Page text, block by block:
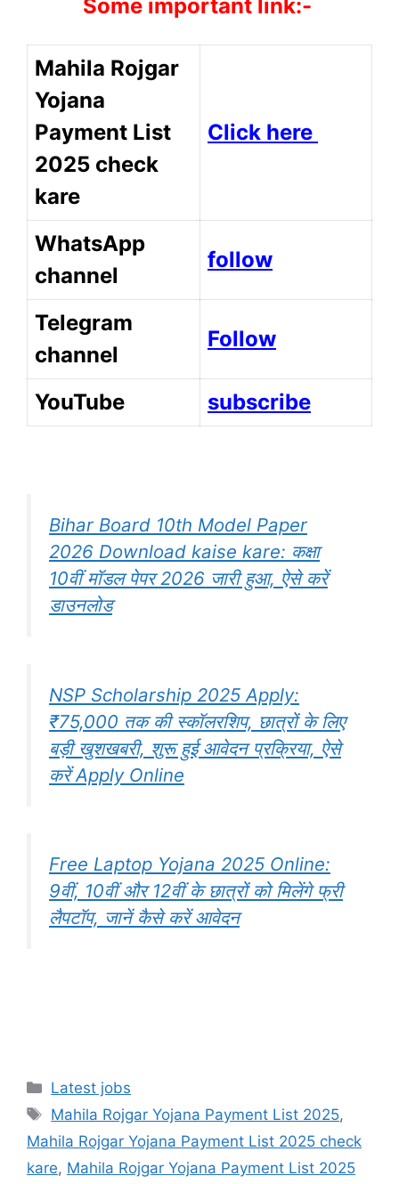
Some important link:-
Mahila Rojgar
Yojana
Payment List
2025 check
kare
Click here
WhatsApp
channel
follow
Telegram
channel
Follow
YouTube subscribe
Bihar Board 10th Model Paper
2026 Download kaise kare: कक्षा
10वीं मॉडल पेपर 2026 जारी हुआ, ऐसे करें
डाउनलोड
NSP Scholarship 2025 Apply:
₹75,000 तक की स्कॉलरशिप, छात्रों के लिए
बड़ी खुशखबरी, शुरू हुई आवेदन प्रक्रिया, ऐसे
करें Apply Online
Free Laptop Yojana 2025 Online:
9वीं, 10वीं और 12वीं के छात्रों को मिलेंगे फ्री
लैपटॉप, जानें कैसे करें आवेदन
Categories
Latest jobs
Tags
Mahila Rojgar Yojana Payment List 2025,
Mahila Rojgar Yojana Payment List 2025 check
kare, Mahila Rojgar Yojana Payment List 2025